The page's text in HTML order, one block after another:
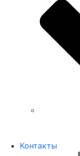
Контакты